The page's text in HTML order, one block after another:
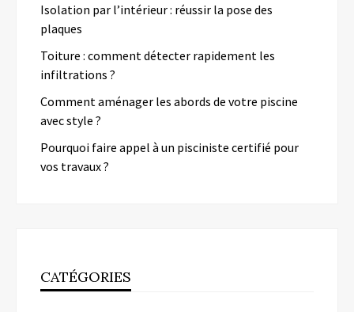
Isolation par l’intérieur : réussir la pose des
plaques
Toiture : comment détecter rapidement les
infiltrations ?
Comment aménager les abords de votre piscine
avec style ?
Pourquoi faire appel à un pisciniste certifié pour
vos travaux ?
CATÉGORIES